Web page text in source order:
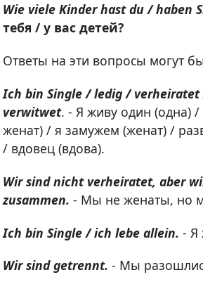
Wie viele Kinder hast du / haben
тебя / у вас детей?
Ответы на эти вопросы могут
Ich bin Single / ledig /
verwitwet. - Я живу один (одна)
женат) / я замужем (женат) /
/ вдовец (вдова).
Wir sind nicht verheiratet, aber
zusammen. - Мы не женаты, но
Ich bin Single / ich lebe allein. - Я
Wir sind getrennt. - Мы